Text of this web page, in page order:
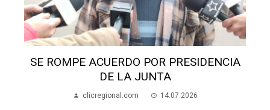
SE ROMPE ACUERDO POR PRESIDENCIA
DE LA JUNTA
clicregional.com 14.07.2026